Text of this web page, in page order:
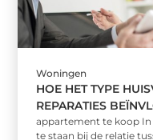
Woningen
HOE HET TYPE
REPARATIES
appartement te koop
te staan ​​bij de relatie